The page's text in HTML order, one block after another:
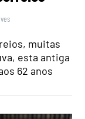
muitas
esta antiga
62 anos